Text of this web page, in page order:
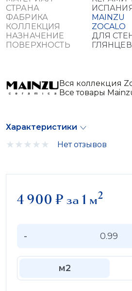
СТРАНА
ФАБРИКА
MAINZU
КОЛЛЕКЦИЯ
ZOCALO
НАЗНАЧЕНИЕ
ДЛЯ
ПОВЕРХНОСТЬ
Вся коллекция
Все товары
Характеристики
Нет отзывов
4 900 ₽за 1 м2
-
м2